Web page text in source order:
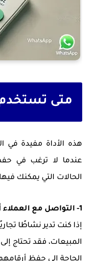
متى تستخدم
هذه الأداة مفيدة في
عندما لا ترغب في
الحالات التي يمكنك
1- التواصل مع العملاء أو العملاء المحتملين
إذا كنت تدير نشاطًا
المبيعات، فقد تحتاج
الحاجة إلى حفظ